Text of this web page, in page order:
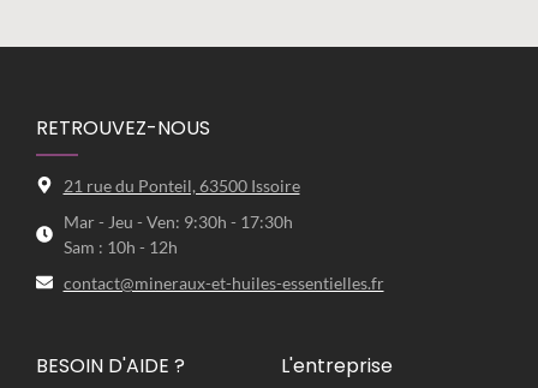
RETROUVEZ-NOUS
21 rue du Ponteil, 63500 Issoire
Mar - Jeu - Ven: 9:30h - 17:30h
Sam : 10h - 12h
contact@mineraux-et-huiles-essentielles.fr
BESOIN D'AIDE ? L'entreprise